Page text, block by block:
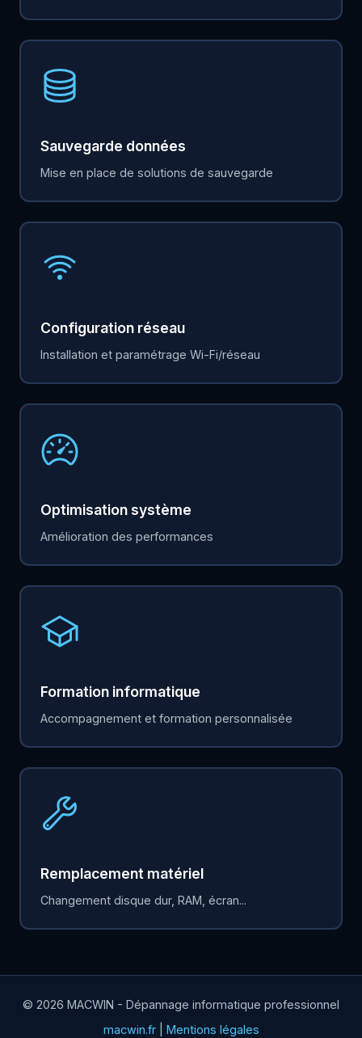
Sauvegarde données
Mise en place de solutions de sauvegarde
Configuration réseau
Installation et paramétrage Wi-Fi/réseau
Optimisation système
Amélioration des performances
Formation informatique
Accompagnement et formation personnalisée
Remplacement matériel
Changement disque dur, RAM, écran...
© 2026 MACWIN - Dépannage informatique professionnel
macwin.fr| Mentions légales